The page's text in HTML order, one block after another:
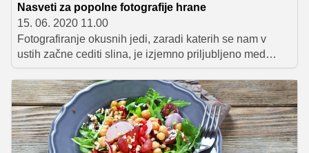
Nasveti za popolne fotografije hrane
15. 06. 2020 11.00
Fotografiranje okusnih jedi, zaradi katerih se nam v
ustih začne cediti slina, je izjemno priljubljeno med
uporabniki najrazličnejših družbenih omrežij, saj so
odzivi odlični. Ob pogledu na čudovito fotografijo, ki
predstavlja slastne kombinacije okusov, nihče ne more
ostati ravnodušen, kar je dokaz, da jemo tudi z očmi. In
zakaj ne bi uživali v svojem obroku z vsemi čutili? V
nadaljevanju vam predstavljamo nekaj nasvetov